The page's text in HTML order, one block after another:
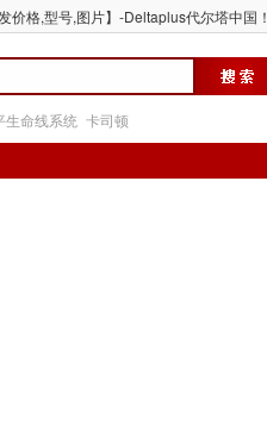
格,型号,图片】-Deltaplus代尔塔中国！
生命线系统 卡司顿